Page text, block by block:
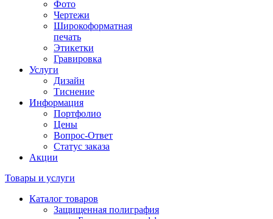
Фото
Чертежи
Широкоформатная
печать
Этикетки
Гравировка
Услуги
Дизайн
Тиснение
Информация
Портфолио
Цены
Вопрос-Ответ
Статус заказа
Акции
Товары и услуги
Каталог товаров
Защищенная полиграфия